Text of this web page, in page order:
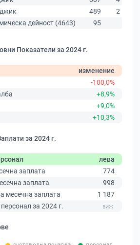
489
2 195
дейност (4643)
95
Показатели за 2024 г.
изменение
-100,0%
+8,9%
+9,0%
+10,3%
за 2024 г.
лева
заплата
774
заплата
998
месечна заплата
1 187
за 2024 г.